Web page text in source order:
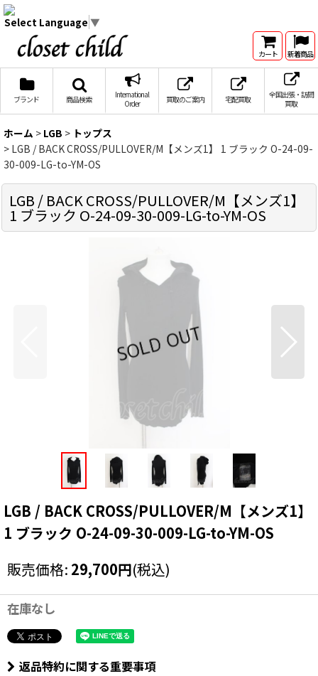
Select Language ▼
カート 新着商品
ブランド 商品検索
International
Order
買取のご案内 宅配買取
全国出張・訪問
買取
ホーム > LGB > トップス
> LGB / BACK CROSS/PULLOVER/M【メンズ1】 1 ブラック O-24-09-
30-009-LG-to-YM-OS
LGB / BACK CROSS/PULLOVER/M【メンズ1】
1 ブラック O-24-09-30-009-LG-to-YM-OS
LGB / BACK CROSS/PULLOVER/M【メンズ1】
1 ブラック O-24-09-30-009-LG-to-YM-OS
販売価格: 29,700円(税込)
在庫なし
返品特約に関する重要事項